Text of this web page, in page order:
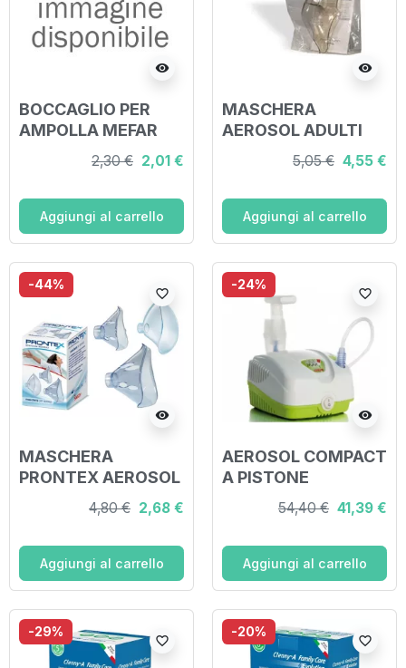
visibility
BOCCAGLIO PER
AMPOLLA MEFAR
2,30 € 2,01 €
Aggiungi al carrello
visibility
MASCHERA
AEROSOL ADULTI
CODICE 472009
5,05 € 4,55 €
Aggiungi al carrello
-44%
visibility
favorite_border
MASCHERA
PRONTEX AEROSOL
UNIVERSALE
4,80 € 2,68 €
Aggiungi al carrello
-24%
visibility
favorite_border
AEROSOL COMPACT
A PISTONE
54,40 € 41,39 €
Aggiungi al carrello
-29%
favorite_border
-20%
favorite_border